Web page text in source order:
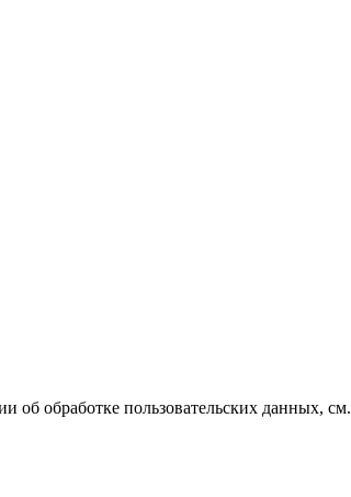
об обработке пользовательских данных, см.